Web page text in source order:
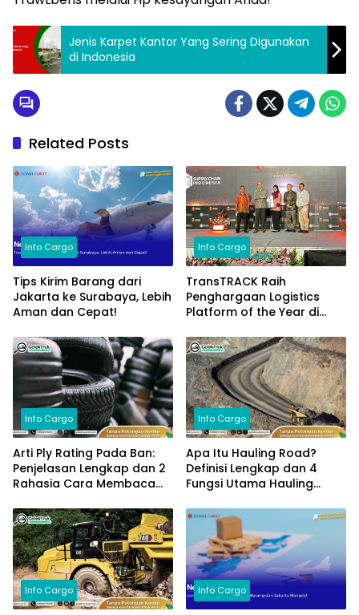
Jenis Karpet Kantor Yang Sering Digunakan
di Indonesia
Related Posts
Info Cargo
Tips Kirim Barang dari
Jakarta ke Surabaya, Lebih
Aman dan Cepat!
Info Cargo
TransTRACK Raih
Penghargaan Logistics
Platform of the Year di
2024
Info Cargo
Arti Ply Rating Pada Ban:
Penjelasan Lengkap dan 2
Rahasia Cara Membaca
Info Cargo
Apa Itu Hauling Road?
Definisi Lengkap dan 4
Fungsi Utama Hauling
Info Cargo Info Cargo